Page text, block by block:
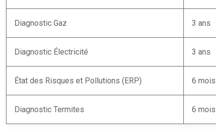
Diagnostic Gaz 3 ans
Diagnostic Électricité 3 ans
État des Risques et Pollutions (ERP) 6 mois
Diagnostic Termites 6 mois